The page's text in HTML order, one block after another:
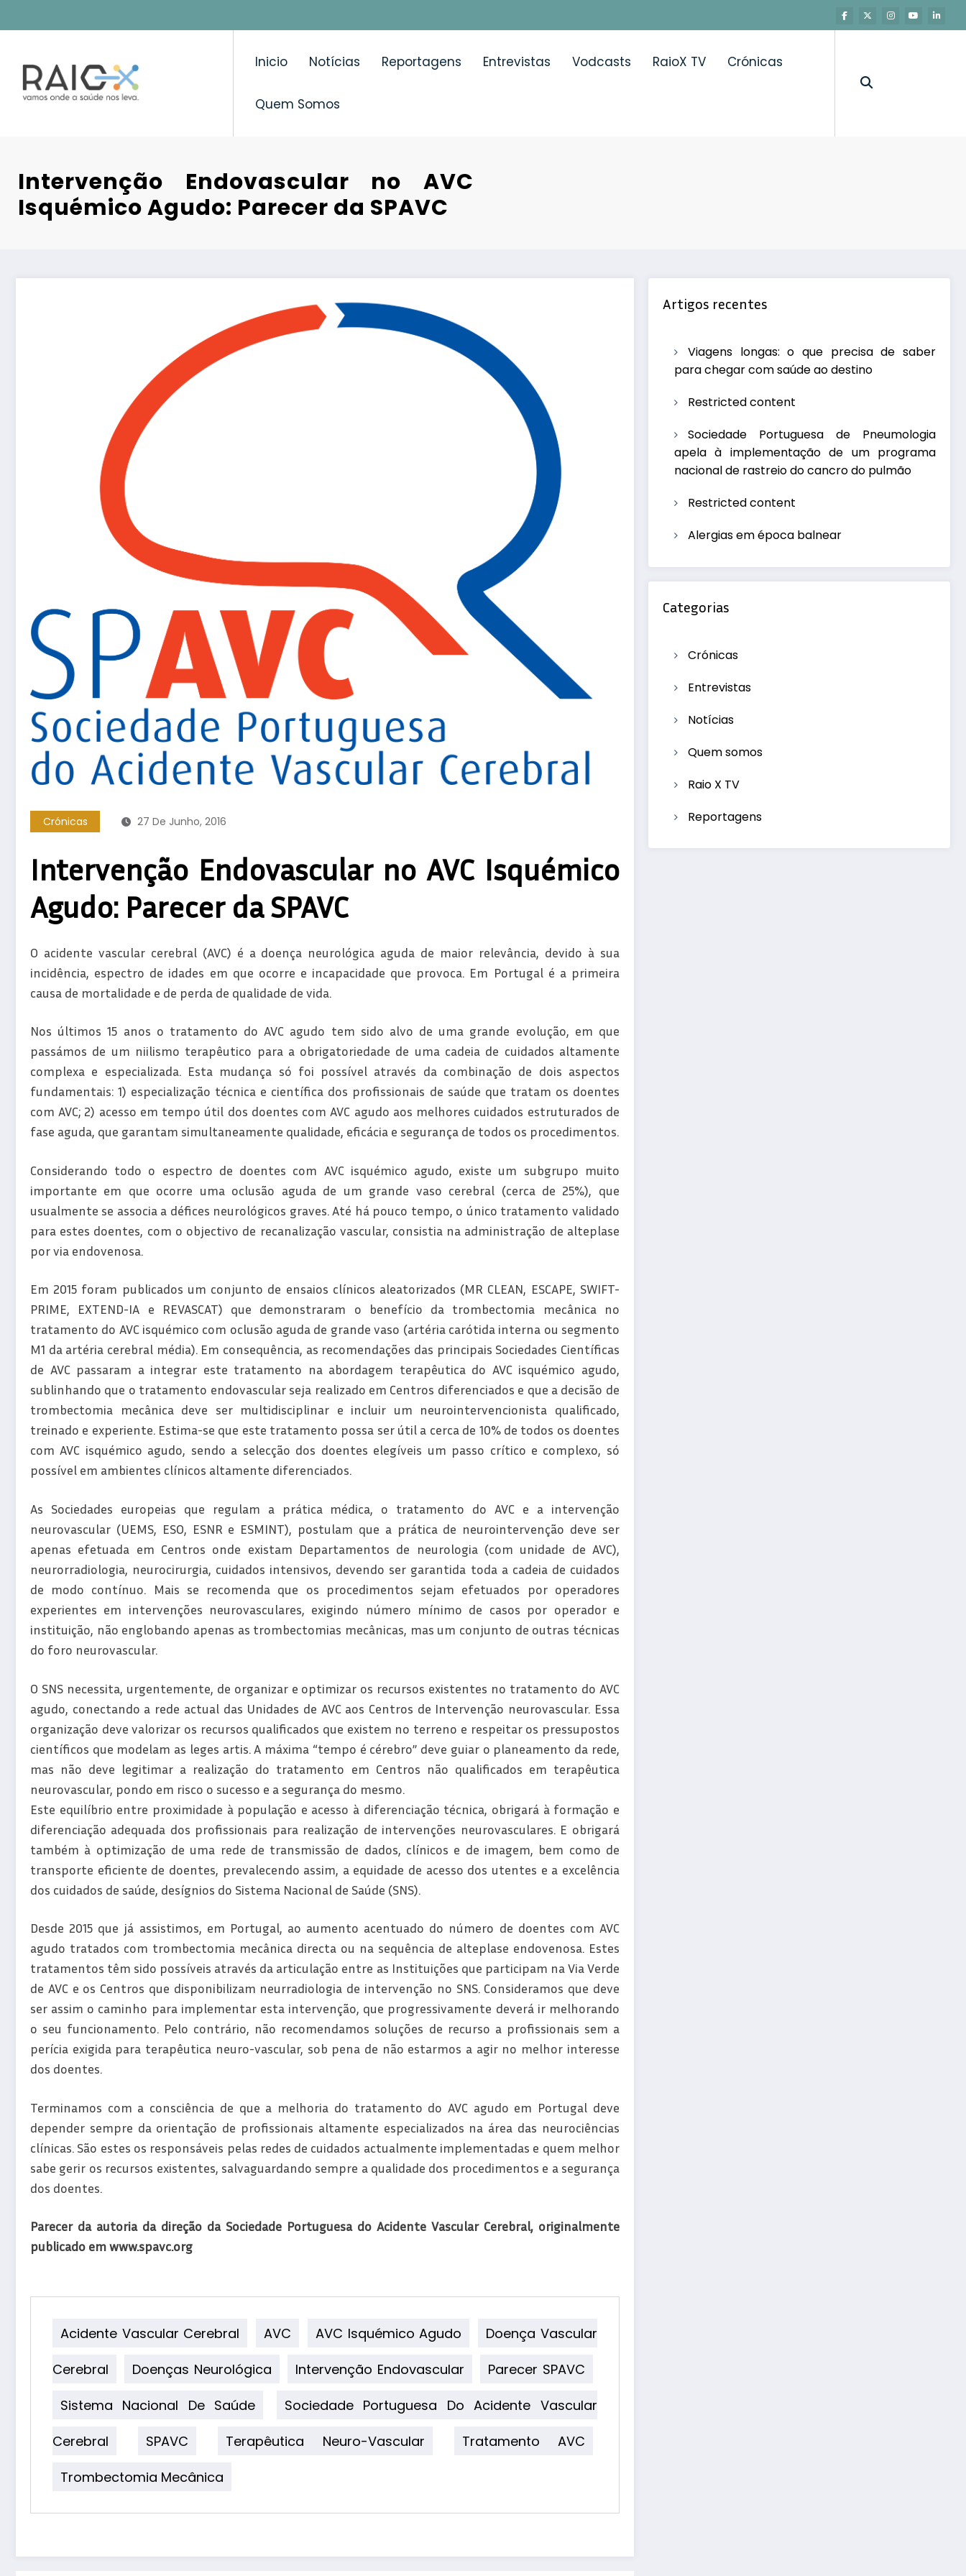
para
conteúdo
Inicio Notícias Reportagens Entrevistas Vodcasts RaioX TV Crónicas
Quem Somos
Intervenção Endovascular no AVC
Isquémico Agudo: Parecer da SPAVC
Crónicas 27 De Junho, 2016
Intervenção Endovascular no AVC Isquémico
Agudo: Parecer da SPAVC
O acidente vascular cerebral (AVC) é a doença neurológica aguda de maior relevância, devido à sua
incidência, espectro de idades em que ocorre e incapacidade que provoca. Em Portugal é a primeira
causa de mortalidade e de perda de qualidade de vida.
Nos últimos 15 anos o tratamento do AVC agudo tem sido alvo de uma grande evolução, em que
passámos de um niilismo terapêutico para a obrigatoriedade de uma cadeia de cuidados altamente
complexa e especializada. Esta mudança só foi possível através da combinação de dois aspectos
fundamentais: 1) especialização técnica e científica dos profissionais de saúde que tratam os doentes
com AVC; 2) acesso em tempo útil dos doentes com AVC agudo aos melhores cuidados estruturados de
fase aguda, que garantam simultaneamente qualidade, eficácia e segurança de todos os procedimentos.
Considerando todo o espectro de doentes com AVC isquémico agudo, existe um subgrupo muito
importante em que ocorre uma oclusão aguda de um grande vaso cerebral (cerca de 25%), que
usualmente se associa a défices neurológicos graves. Até há pouco tempo, o único tratamento validado
para estes doentes, com o objectivo de recanalização vascular, consistia na administração de alteplase
por via endovenosa.
Em 2015 foram publicados um conjunto de ensaios clínicos aleatorizados (MR CLEAN, ESCAPE, SWIFT-
PRIME, EXTEND-IA e REVASCAT) que demonstraram o benefício da trombectomia mecânica no
tratamento do AVC isquémico com oclusão aguda de grande vaso (artéria carótida interna ou segmento
M1 da artéria cerebral média). Em consequência, as recomendações das principais Sociedades Científicas
de AVC passaram a integrar este tratamento na abordagem terapêutica do AVC isquémico agudo,
sublinhando que o tratamento endovascular seja realizado em Centros diferenciados e que a decisão de
trombectomia mecânica deve ser multidisciplinar e incluir um neurointervencionista qualificado,
treinado e experiente. Estima-se que este tratamento possa ser útil a cerca de 10% de todos os doentes
com AVC isquémico agudo, sendo a selecção dos doentes elegíveis um passo crítico e complexo, só
possível em ambientes clínicos altamente diferenciados.
As Sociedades europeias que regulam a prática médica, o tratamento do AVC e a intervenção
neurovascular (UEMS, ESO, ESNR e ESMINT), postulam que a prática de neurointervenção deve ser
apenas efetuada em Centros onde existam Departamentos de neurologia (com unidade de AVC),
neurorradiologia, neurocirurgia, cuidados intensivos, devendo ser garantida toda a cadeia de cuidados
de modo contínuo. Mais se recomenda que os procedimentos sejam efetuados por operadores
experientes em intervenções neurovasculares, exigindo número mínimo de casos por operador e
instituição, não englobando apenas as trombectomias mecânicas, mas um conjunto de outras técnicas
do foro neurovascular.
O SNS necessita, urgentemente, de organizar e optimizar os recursos existentes no tratamento do AVC
agudo, conectando a rede actual das Unidades de AVC aos Centros de Intervenção neurovascular. Essa
organização deve valorizar os recursos qualificados que existem no terreno e respeitar os pressupostos
científicos que modelam as leges artis. A máxima “tempo é cérebro” deve guiar o planeamento da rede,
mas não deve legitimar a realização do tratamento em Centros não qualificados em terapêutica
neurovascular, pondo em risco o sucesso e a segurança do mesmo.
Este equilíbrio entre proximidade à população e acesso à diferenciação técnica, obrigará à formação e
diferenciação adequada dos profissionais para realização de intervenções neurovasculares. E obrigará
também à optimização de uma rede de transmissão de dados, clínicos e de imagem, bem como de
transporte eficiente de doentes, prevalecendo assim, a equidade de acesso dos utentes e a excelência
dos cuidados de saúde, desígnios do Sistema Nacional de Saúde (SNS).
Desde 2015 que já assistimos, em Portugal, ao aumento acentuado do número de doentes com AVC
agudo tratados com trombectomia mecânica directa ou na sequência de alteplase endovenosa. Estes
tratamentos têm sido possíveis através da articulação entre as Instituições que participam na Via Verde
de AVC e os Centros que disponibilizam neurradiologia de intervenção no SNS. Consideramos que deve
ser assim o caminho para implementar esta intervenção, que progressivamente deverá ir melhorando
o seu funcionamento. Pelo contrário, não recomendamos soluções de recurso a profissionais sem a
perícia exigida para terapêutica neuro-vascular, sob pena de não estarmos a agir no melhor interesse
dos doentes.
Terminamos com a consciência de que a melhoria do tratamento do AVC agudo em Portugal deve
depender sempre da orientação de profissionais altamente especializados na área das neurociências
clínicas. São estes os responsáveis pelas redes de cuidados actualmente implementadas e quem melhor
sabe gerir os recursos existentes, salvaguardando sempre a qualidade dos procedimentos e a segurança
dos doentes.
Parecer da autoria da direção da Sociedade Portuguesa do Acidente Vascular Cerebral, originalmente
publicado em www.spavc.org
Acidente Vascular Cerebral AVC AVC Isquémico Agudo
Doença Vascular
Cerebral
Doenças Neurológica Intervenção Endovascular
Parecer SPAVC
Sistema Nacional De Saúde
Sociedade Portuguesa Do Acidente Vascular
Cerebral
SPAVC Terapêutica Neuro-Vascular
Tratamento AVC
Trombectomia Mecânica
Artigos recentes
Viagens longas: o que precisa de saber
para chegar com saúde ao destino
Restricted content
Sociedade Portuguesa de Pneumologia
apela à implementação de um programa
nacional de rastreio do cancro do pulmão
Restricted content
Alergias em época balnear
Categorias
Crónicas
Entrevistas
Notícias
Quem somos
Raio X TV
Reportagens